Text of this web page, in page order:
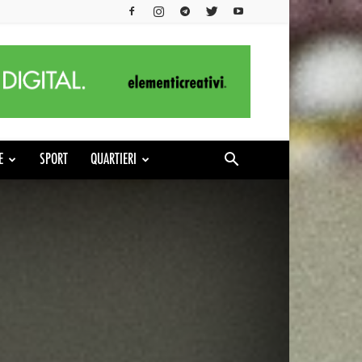
SPORT QUARTIERI